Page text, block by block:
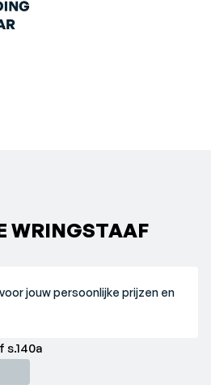
WRINGSTAAF
voor jouw persoonlijke prijzen en
Facom Korte wringstaaf s.140a